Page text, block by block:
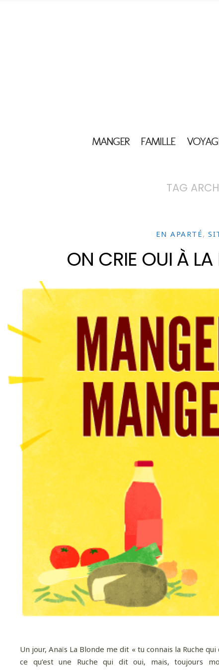
MANGER FAMILLE
TAG
EN APARTÉ,
ON CRIE OUI À
Un jour, Anaïs La Blonde me dit « tu connais la Ruche
ce qu’est une Ruche qui dit oui, mais, toujours